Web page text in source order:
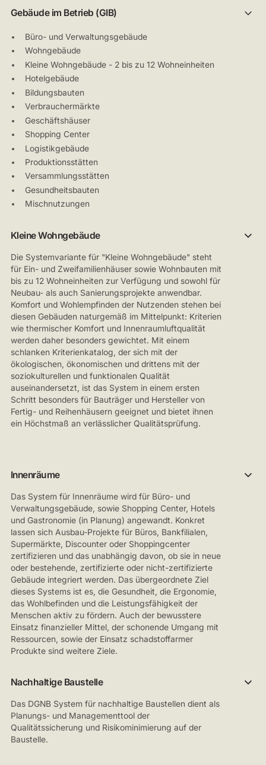
Gebäude im Betrieb (GIB)
Büro- und Verwaltungsgebäude
Wohngebäude
Kleine Wohngebäude - 2 bis zu 12 Wohneinheiten
Hotelgebäude
Bildungsbauten
Verbrauchermärkte
Geschäftshäuser
Shopping Center
Logistikgebäude
Produktionsstätten
Versammlungsstätten
Gesundheitsbauten
Mischnutzungen
Kleine Wohngebäude
Die Systemvariante für "Kleine Wohngebäude" steht
für Ein- und Zweifamilienhäuser sowie Wohnbauten mit
bis zu 12 Wohneinheiten zur Verfügung und sowohl für
Neubau- als auch Sanierungsprojekte anwendbar.
Komfort und Wohlempfinden der Nutzenden stehen bei
diesen Gebäuden naturgemäß im Mittelpunkt: Kriterien
wie thermischer Komfort und Innenraumluftqualität
werden daher besonders gewichtet. Mit einem
schlanken Kriterienkatalog, der sich mit der
ökologischen, ökonomischen und drittens mit der
soziokulturellen und funktionalen Qualität
auseinandersetzt, ist das System in einem ersten
Schritt besonders für Bauträger und Hersteller von
Fertig- und Reihenhäusern geeignet und bietet ihnen
ein Höchstmaß an verlässlicher Qualitätsprüfung.
Innenräume
Das System für Innenräume wird für Büro- und
Verwaltungsgebäude, sowie Shopping Center, Hotels
und Gastronomie (in Planung) angewandt. Konkret
lassen sich Ausbau-Projekte für Büros, Bankfilialen,
Supermärkte, Discounter oder Shoppingcenter
zertifizieren und das unabhängig davon, ob sie in neue
oder bestehende, zertifizierte oder nicht-zertifizierte
Gebäude integriert werden. Das übergeordnete Ziel
dieses Systems ist es, die Gesundheit, die Ergonomie,
das Wohlbefinden und die Leistungsfähigkeit der
Menschen aktiv zu fördern. Auch der bewusstere
Einsatz finanzieller Mittel, der schonende Umgang mit
Ressourcen, sowie der Einsatz schadstoffarmer
Produkte sind weitere Ziele.
Nachhaltige Baustelle
Das DGNB System für nachhaltige Baustellen dient als
Planungs- und Managementtool der
Qualitätssicherung und Risikominimierung auf der
Baustelle.